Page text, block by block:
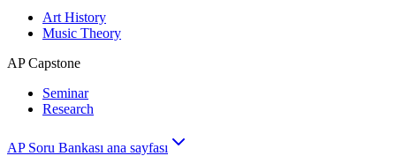
Art History
Music Theory
AP Capstone
Seminar
Research
AP Soru Bankası ana sayfası